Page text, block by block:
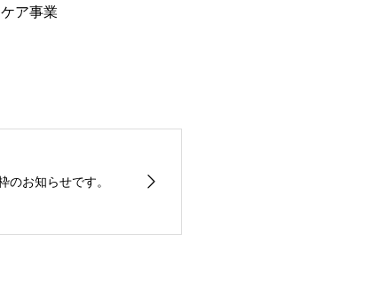
ア事業
お知らせです。